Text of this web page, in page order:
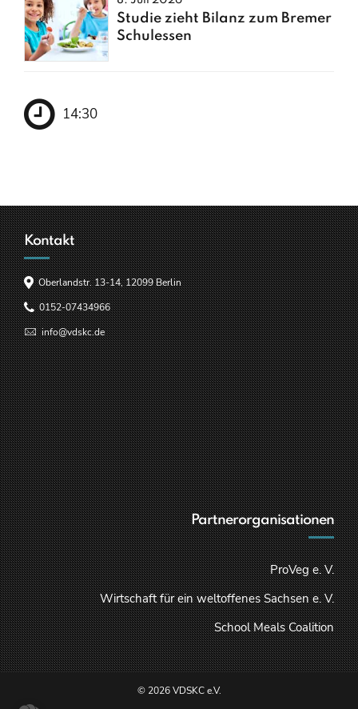
Studie zieht Bilanz zum Bremer
Schulessen
14:30
Kontakt
Oberlandstr. 13-14, 12099 Berlin
0152-07434966
info@vdskc.de
Partnerorganisationen
ProVeg e. V.
Wirtschaft für ein weltoffenes Sachsen e. V.
School Meals Coalition
© 2026 VDSKC e.V.